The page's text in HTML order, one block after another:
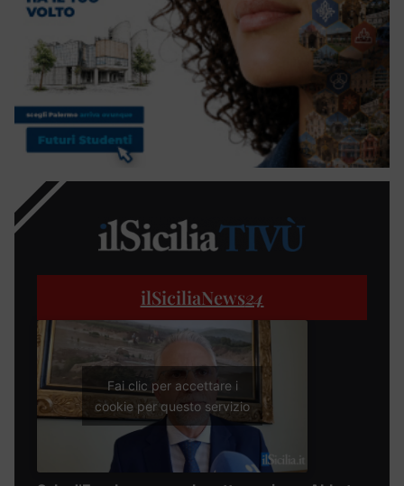
ilSiciliaNews24
Fai clic per accettare i
cookie per questo servizio